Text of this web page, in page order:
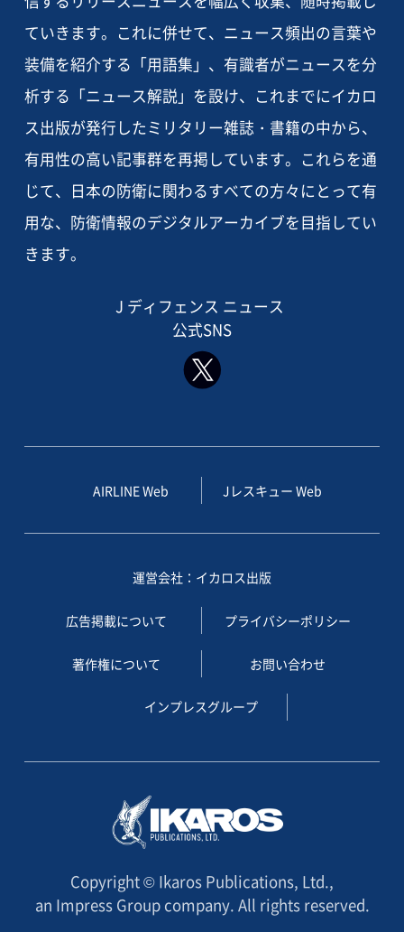
ていきます。これに併せて、ニュース頻出の言葉や
装備を紹介する「用語集」、有識者がニュースを分
析する「ニュース解説」を設け、これまでにイカロ
ス出版が発行したミリタリー雑誌・書籍の中から、
有用性の高い記事群を再掲しています。これらを通
じて、日本の防衛に関わるすべての方々にとって有
用な、防衛情報のデジタルアーカイブを目指してい
きます。
J ディフェンス ニュース
公式SNS
AIRLINE Web Jレスキュー Web
運営会社：イカロス出版
広告掲載について プライバシーポリシー
著作権について お問い合わせ
インプレスグループ
Copyright © Ikaros Publications, Ltd.,
an Impress Group company. All rights reserved.